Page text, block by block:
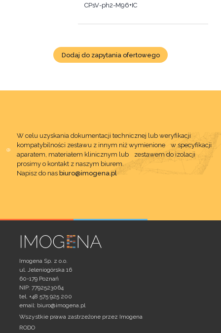
CPsV-ph2-M96+IC
Dodaj do zapytania ofertowego
W celu uzyskania dokumentacji technicznej lub weryfikacji
kompatybilności zestawu z innym niż wymienione w specyfikacji
aparatem, materiałem klinicznym lub zestawem do izolacji
prosimy o kontakt z naszym biurem.
Napisz do nas biuro@imogena.pl
Imogena Sp. z o.o.
ul. Jeleniogórska 16
60-179 Poznań
NIP: 7792523064
tel. +48 575 925 200
email: biuro@imogena.pl
Wszystkie prawa zastrzeżone przez Imogena
RODO